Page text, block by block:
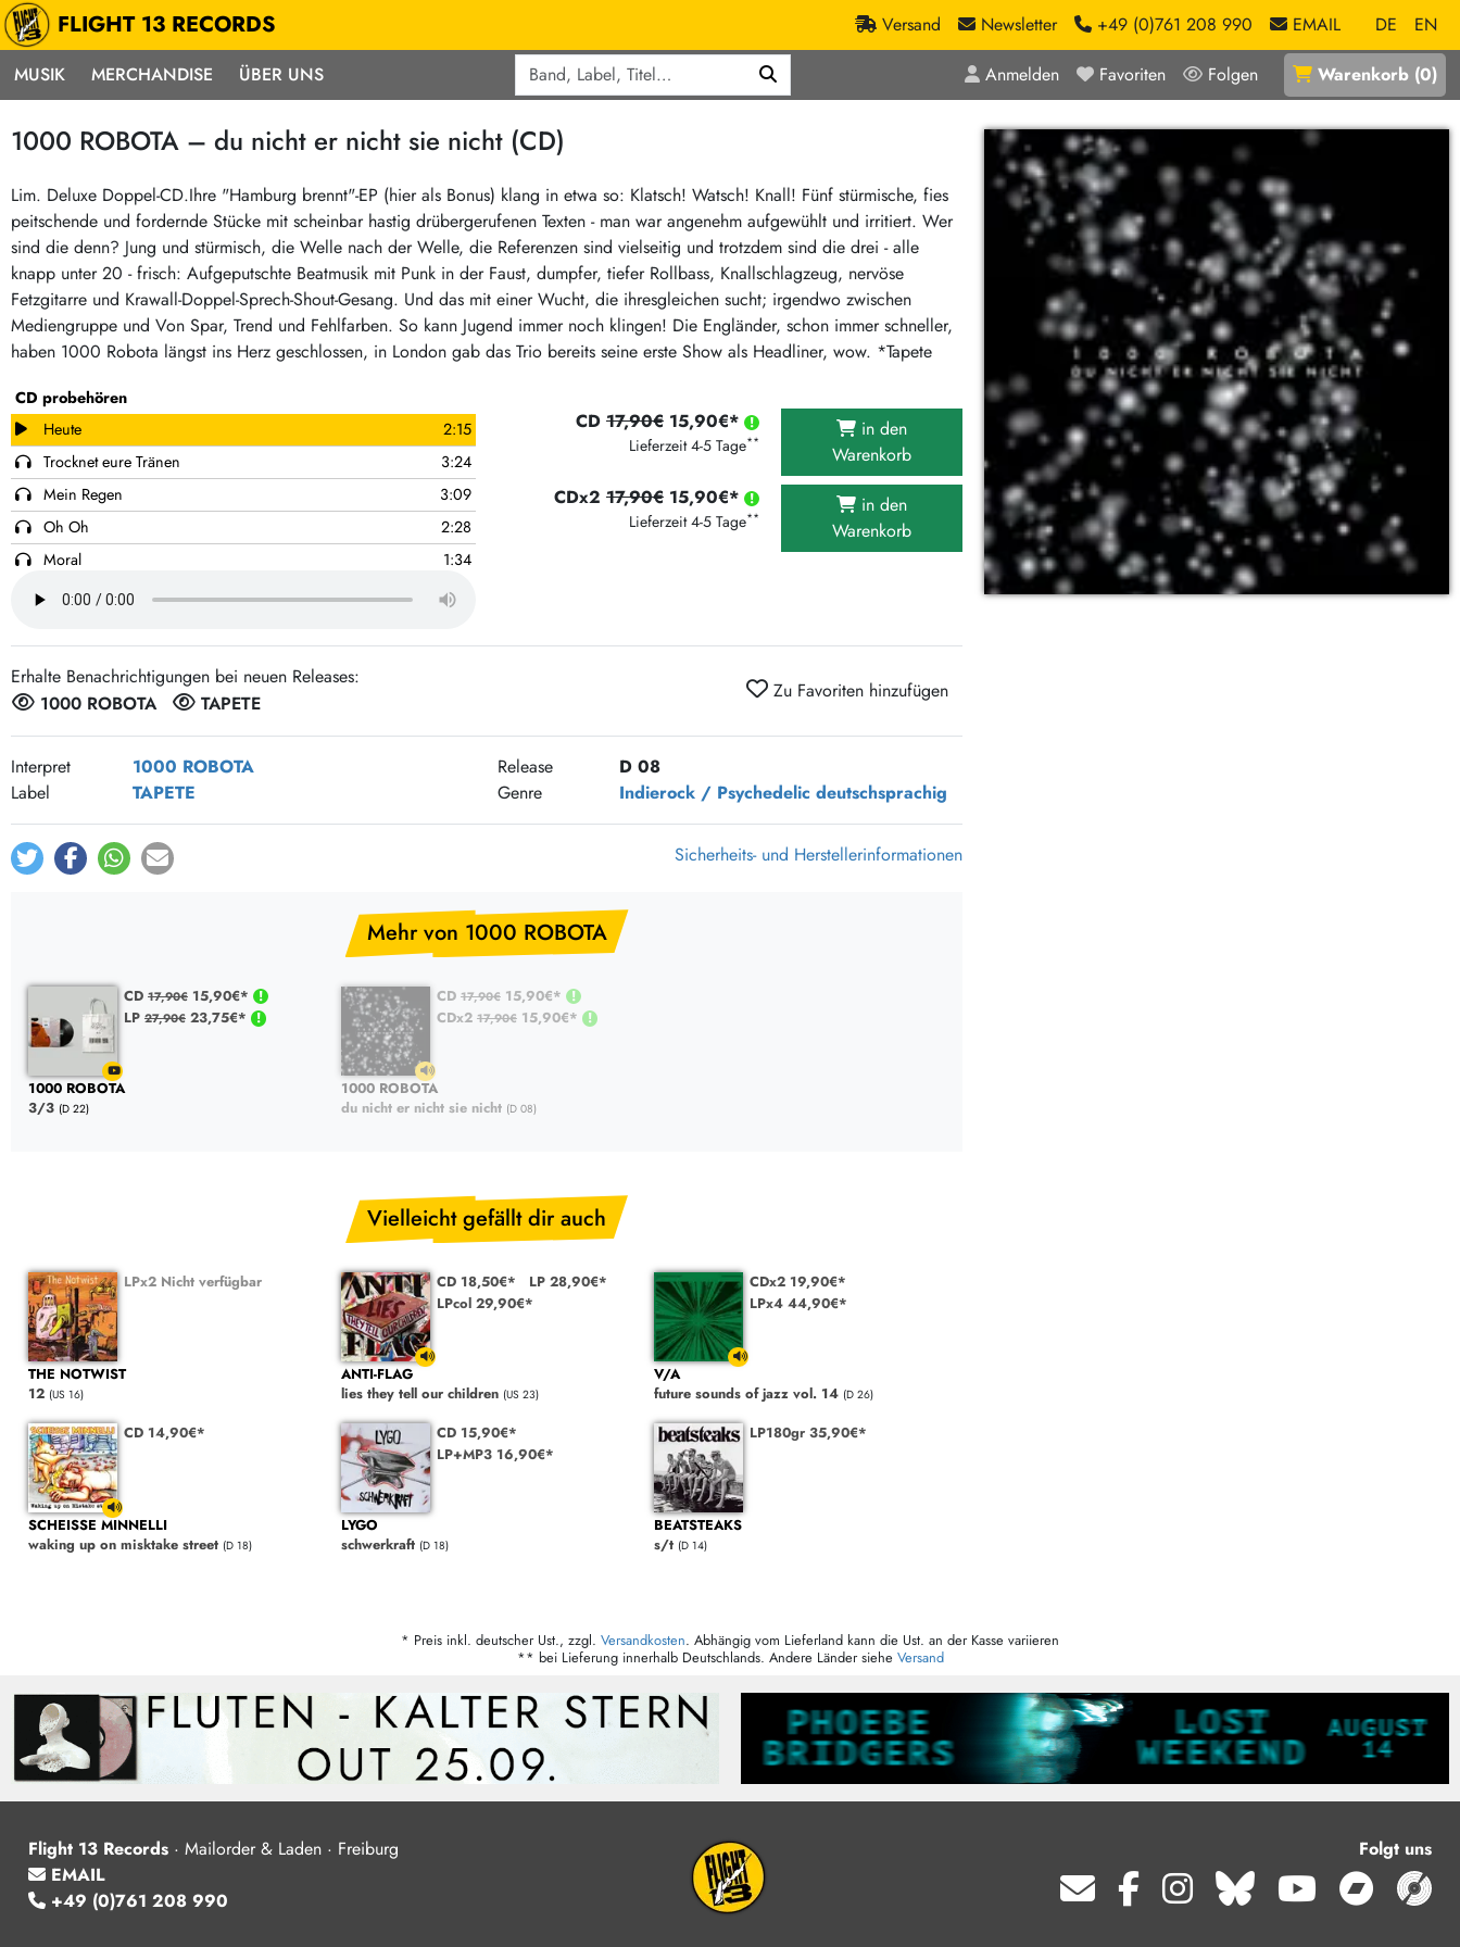
FLIGHT 13 RECORDS Versand Newsletter +49 (0)761 208 990 EMAIL DE
EN
MUSIK
Musik
Alle Neuheiten
Pre-Order
Highlights
Exklusiv & Limitiert
Neu auf Lager
Sonderangebote
Midprice
Mehr…
deutschsprachig
Soundtracks
LP Hüllen, Zubehör
Bücher, Fanzines etc.
Punk / HC
Hardcore
Emo
Postpunk / New Wave
Punkrock
60s / Garage
Beat / Surf
60s / Garage / R´n´R
Electronic
Neoklassik
Abstract / Ambient
Electronic Goods
Reggae/Ska
Soul / Exotica / Jazz
Ska
Hiphop
Crazysane Günstiger
Fuzzorama günstiger
Tapete Records günstiger
Sunny Sunny Bastards Summer 26
Warner Rockerwochen
Universal Vinyl Günstig
BMG Aktion
375 Aktion Vinyl Q3 2026
Clouds Hill & Broken Silence-Sommer-Aktion
Epitaph Vinyl Günstiger
Unter Schafen-Vinyl günstig
MERCHANDISE ÜBER UNS Anmelden Favoriten Folgen Warenkorb (0)
1000 ROBOTA – du nicht er nicht sie nicht (CD)
Lim. Deluxe Doppel-CD.Ihre "Hamburg brennt"-EP (hier als Bonus) klang in etwa so: Klatsch! Watsch! Knall! Fünf stürmische, fies
peitschende und fordernde Stücke mit scheinbar hastig drübergerufenen Texten - man war angenehm aufgewühlt und irritiert. Wer
sind die denn? Jung und stürmisch, die Welle nach der Welle, die Referenzen sind vielseitig und trotzdem sind die drei - alle
knapp unter 20 - frisch: Aufgeputschte Beatmusik mit Punk in der Faust, dumpfer, tiefer Rollbass, Knallschlagzeug, nervöse
Fetzgitarre und Krawall-Doppel-Sprech-Shout-Gesang. Und das mit einer Wucht, die ihresgleichen sucht; irgendwo zwischen
Mediengruppe und Von Spar, Trend und Fehlfarben. So kann Jugend immer noch klingen! Die Engländer, schon immer schneller,
haben 1000 Robota längst ins Herz geschlossen, in London gab das Trio bereits seine erste Show als Headliner, wow. *Tapete
CD probehören
Heute
2:15
Trocknet eure Tränen
3:24
Mein Regen
3:09
Oh Oh
2:28
Moral
1:34
1 2 3 4 5 6 7
2:40
48 Stunden
CD 17,90€15,90€*
Lieferzeit 4-5 Tage**
in den
Warenkorb
CDx2 17,90€15,90€*
Lieferzeit 4-5 Tage**
in den
Warenkorb
Erhalte Benachrichtigungen bei neuen Releases:
1000 ROBOTA
TAPETE
Zu Favoriten hinzufügen
Interpret 1000 ROBOTA Release
D 08
Label
TAPETE Genre Indierock / Psychedelic deutschsprachig
Sicherheits- und Herstellerinformationen
Mehr von 1000 ROBOTA
CD 17,90€15,90€*
LP 27,90€23,75€*
1000 ROBOTA
3/3 (D 22)
CD 17,90€15,90€*
CDx2 17,90€15,90€*
1000 ROBOTA
du nicht er nicht sie nicht (D 08)
Vielleicht gefällt dir auch
LPx2 Nicht verfügbar
THE NOTWIST
12 (US 16)
CD 18,50€*
LP 28,90€*
LPcol 29,90€*
ANTI-FLAG
lies they tell our children (US 23)
CDx2 19,90€*
LPx4 44,90€*
V/A
future sounds of jazz vol. 14 (D 26)
CD 14,90€*
SCHEISSE MINNELLI
waking up on misktake street (D 18)
CD 15,90€*
LP+MP3 16,90€*
LYGO
schwerkraft (D 18)
LP180gr 35,90€*
BEATSTEAKS
s/t (D 14)
* Preis inkl. deutscher Ust., zzgl. Versandkosten. Abhängig vom Lieferland kann die Ust. an der Kasse variieren
** bei Lieferung innerhalb Deutschlands. Andere Länder siehe Versand
Flight 13 Records · Mailorder & Laden · Freiburg
EMAIL
+49 (0)761 208 990
Folgt uns